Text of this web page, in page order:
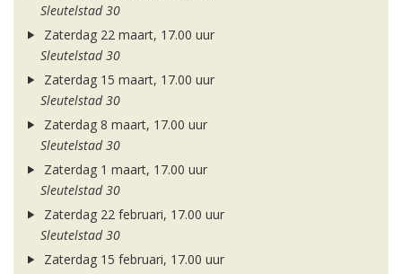
Sleutelstad 30
Zaterdag 22 maart, 17.00 uur
Sleutelstad 30
Zaterdag 15 maart, 17.00 uur
Sleutelstad 30
Zaterdag 8 maart, 17.00 uur
Sleutelstad 30
Zaterdag 1 maart, 17.00 uur
Sleutelstad 30
Zaterdag 22 februari, 17.00 uur
Sleutelstad 30
Zaterdag 15 februari, 17.00 uur